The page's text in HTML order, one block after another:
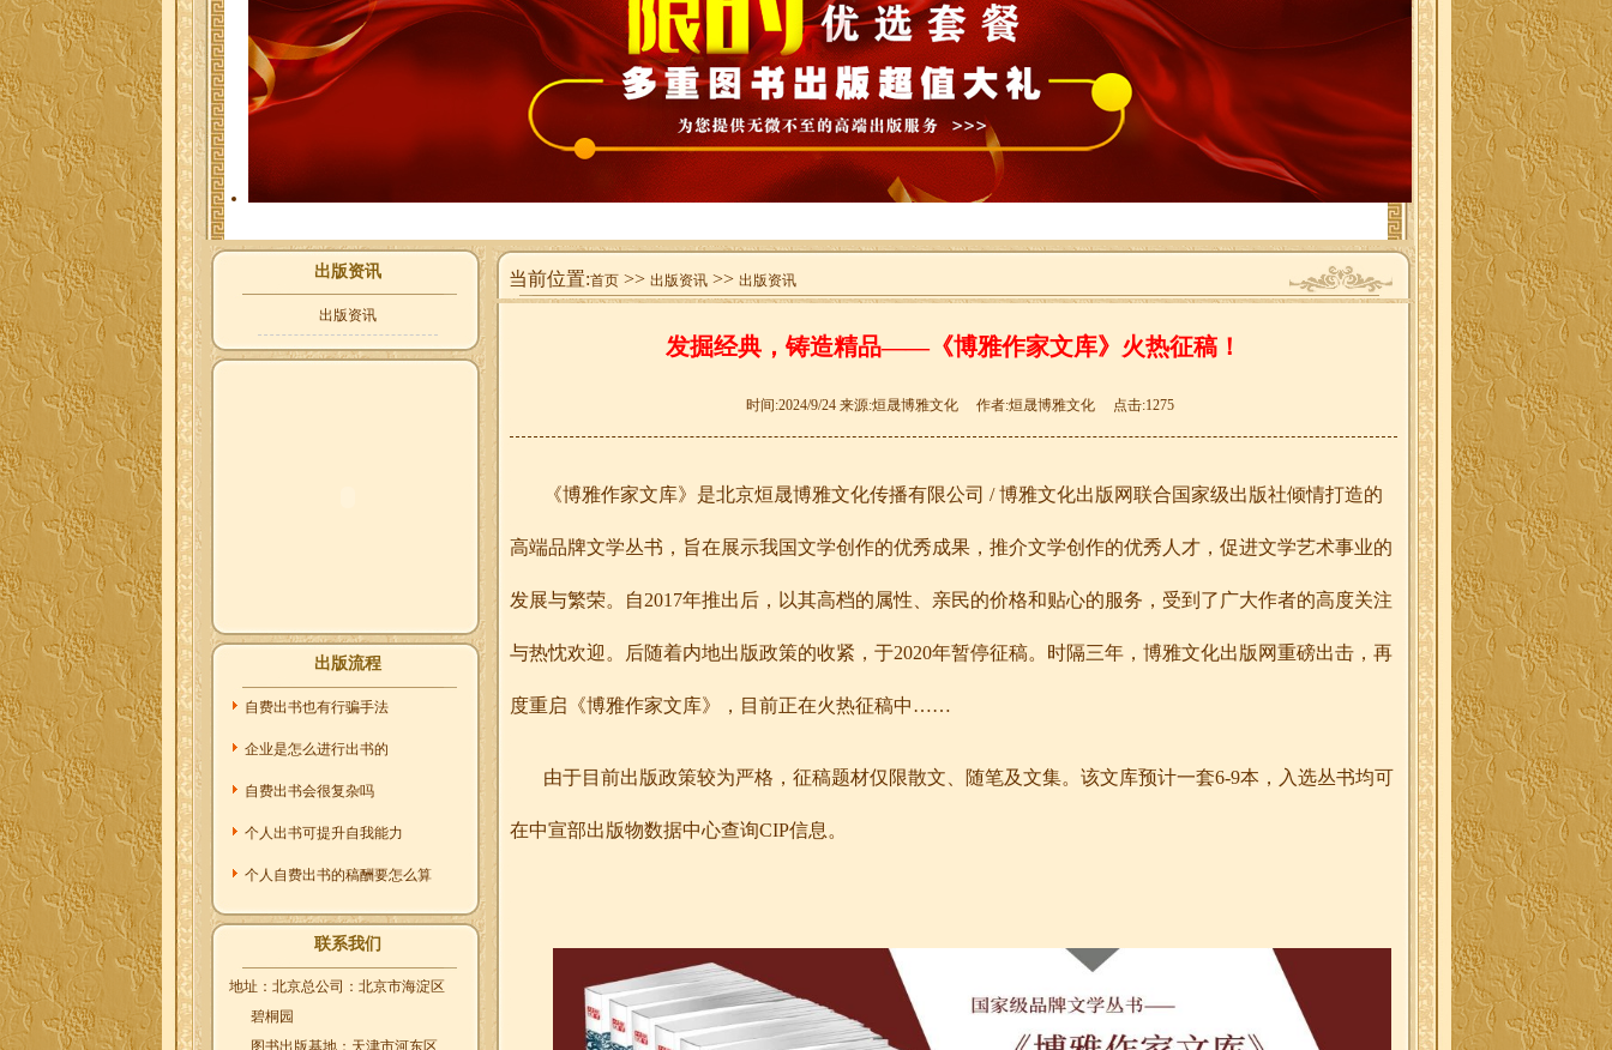
出版资讯
出版资讯
出版流程
自费出书也有行骗手法
企业是怎么进行出书的
自费出书会很复杂吗
个人出书可提升自我能力
个人自费出书的稿酬要怎么算
联系我们
地址：北京总公司：北京市海淀区
碧桐园
图书出版基地：天津市河东区
当前位置:首页>> 出版资讯>> 出版资讯
发掘经典，铸造精品——《博雅作家文库》火热征稿！
时间:2024/9/24 来源:烜晟博雅文化 作者:烜晟博雅文化 点击:1275
《博雅作家文库》是北京烜晟博雅文化传播有限公司 /博雅文化出版网联合国家级出版社倾情打造的
高端品牌文学丛书，旨在展示我国文学创作的优秀成果，推介文学创作的优秀人才，促进文学艺术事业的
发展与繁荣。自2017年推出后，以其高档的属性、亲民的价格和贴心的服务，受到了广大作者的高度关注
与热忱欢迎。后随着内地出版政策的收紧，于2020年暂停征稿。时隔三年，博雅文化出版网重磅出击，再
度重启《博雅作家文库》，目前正在火热征稿中……
由于目前出版政策较为严格，征稿题材仅限散文、随笔及文集。该文库预计一套6-9本，入选丛书均可
在中宣部出版物数据中心查询CIP信息。